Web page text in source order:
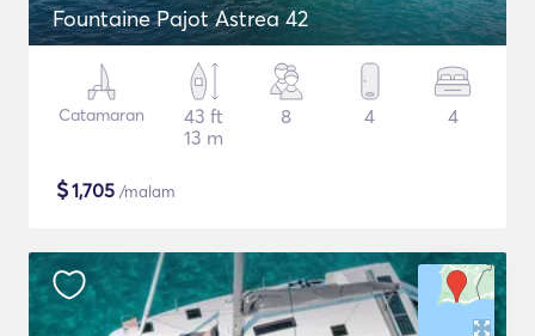
Fountaine Pajot Astrea 42
Catamaran
43 ft
13 m
8 4 4
$1,705 /malam